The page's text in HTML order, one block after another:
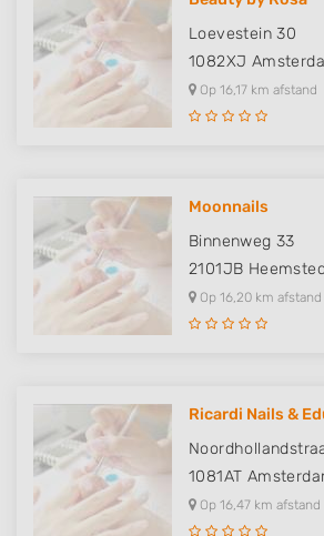
Loevestein 30
1082XJ
Op 16,17 km afstand
Moonnails
Binnenweg 33
2101JB
Op 16,20 km afstand
Ricardi Nails &
1081AT
Op 16,47 km afstand
Use limited data to select advertising
Create profiles for personalised
Use profiles to select personalised
advertising
Use profiles to select personalised
Measure advertising performance
Measure content performance
Develop and improve services
Use limited data to select content
IAB Special Features: